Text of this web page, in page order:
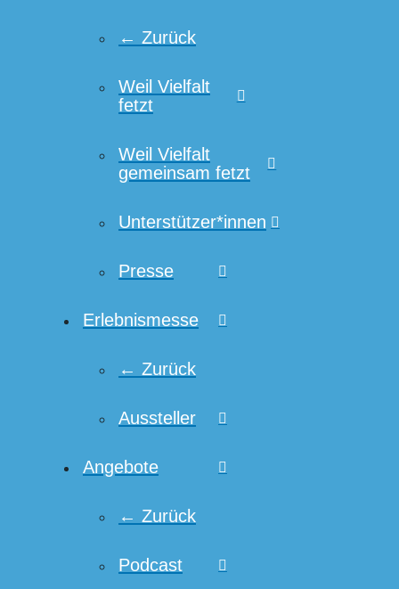
← Zurück
Weil Vielfalt
fetzt
Weil Vielfalt
gemeinsam fetzt
Unterstützer*innen
Presse
Erlebnismesse
← Zurück
Aussteller
Angebote
← Zurück
Podcast